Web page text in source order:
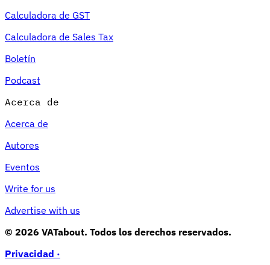
Calculadora de GST
Calculadora de Sales Tax
Boletín
Podcast
Acerca de
Acerca de
Autores
Eventos
Write for us
Advertise with us
© 2026 VATabout. Todos los derechos reservados.
Privacidad ·